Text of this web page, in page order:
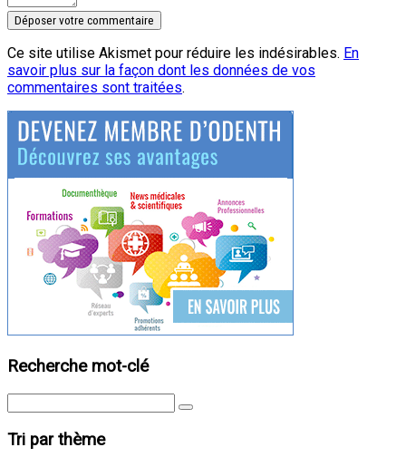
Ce site utilise Akismet pour réduire les indésirables. En
savoir plus sur la façon dont les données de vos
commentaires sont traitées.
Recherche mot-clé
Tri par thème